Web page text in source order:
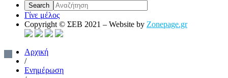
Γίνε μέλος
Copyright © ΣΕΒ 2021 – Website by Zonepage.gr
Αρχική
/
Ενημέρωση